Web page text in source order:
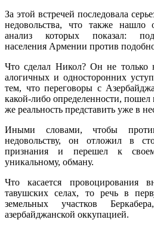
За этой встречей последовала
недовольства, что также нашло
анализ которых показал:
населения Армении против
Что сделал Никол? Он не только
алогичных и односторонних
тем, что переговоры с
какой-либо определенности,
же реальность представить уже в
Иными словами, чтобы
недовольству, он отложил в
признания и перешел к
уникальному, обману.
Что касается провоцирования
тавушских селах, то речь в
земельных участков
азербайджанской оккупацией.